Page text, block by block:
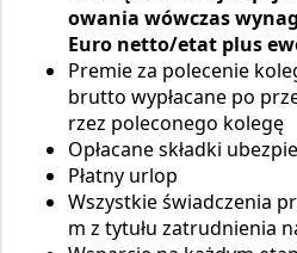
owania wówczas
Euro netto/etat plus
Premie za polecenie
brutto wypłacane po
rzez poleconego kolegę
Opłacane składki
Płatny urlop
Wszystkie świadczenia
m z tytułu zatrudnienia